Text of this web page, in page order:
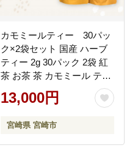
カモミールティー 30パッ
ク×2袋セット 国産 ハーブ
ティー 2g 30パック 2袋 紅
茶 お茶 茶 カモミール ティ
ー ハーブ ホット アイス 飲
料 アレンジ リラックス ギ
ト 手土産 お歳暮 お取り寄
せ
13,000円
宮崎県 宮崎市